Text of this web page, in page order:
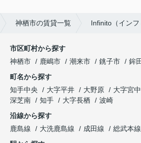
神栖市の賃貸一覧 Infinito（イン
市区町村から探す
神栖市
鹿嶋市 潮来市 銚子市 鉾
町名から探す
知手中央
大字平井 大野原 大字宮中
深芝南
知手 大字長栖
波崎
沿線から探す
鹿島線
大洗鹿島線 成田線 総武本線